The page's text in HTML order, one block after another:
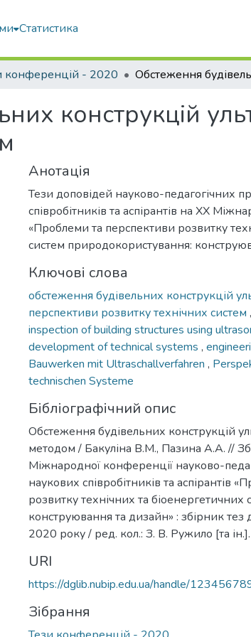
Статистика
конференцій - 2020
конструкцій
Анотація
Тези доповідей науково-педагогічних
співробітників та аспірантів на XX
«Проблеми та перспективи розвитку
систем природокористування:
Ключові слова
обстеження будівельних конструкцій
перспективи розвитку технічних систем ,
inspection of building structures using
development of technical systems ,
Bauwerken mit Ultraschallverfahren ,
technischen Systeme
Бібліографічний опис
Обстеження будівельних конструкцій
методом / Бакуліна В.М., Пазина А.А. //
Міжнародної конференції науково-
наукових співробітників та аспірантів
розвитку технічних та
конструювання та дизайн» : збірник
2020 року / ред. кол.: З. В. Ружило [та
URI
https://dglib.nubip.edu.ua/handle/
Зібрання